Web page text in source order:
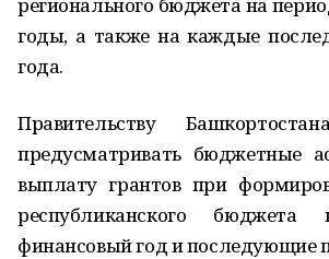
годы, а также на каждые
года.
Правительству
предусматривать бюджетные
выплату грантов при
республиканского бюджета
финансовый год и последующие